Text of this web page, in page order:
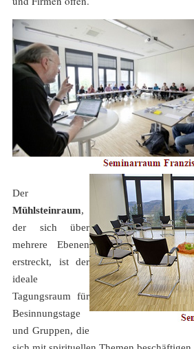
Der
Mühlsteinraum,
der sich über
mehrere Ebenen
erstreckt, ist der
ideale
Tagungsraum für
Besinnungstage
und Gruppen, die